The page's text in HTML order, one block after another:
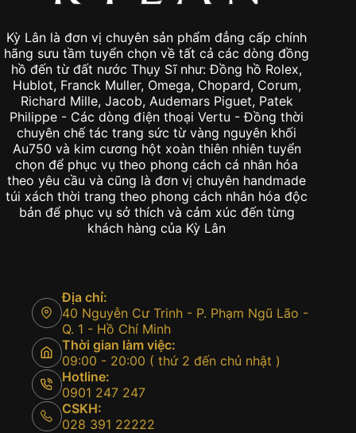
Kỳ Lân là đơn vị chuyên sản phẩm đẳng cấp chính
hãng sưu tầm tuyển chọn về tất cả các dòng đồng
hồ đến từ đất nước Thụy Sĩ như: Đồng hồ Rolex,
Hublot, Franck Muller, Omega, Chopard, Corum,
Richard Mille, Jacob, Audemars Piguet, Patek
Philippe - Các dòng điện thoại Vertu - Đồng thời
chuyên chế tác trang sức từ vàng nguyên khối
Au750 và kim cương hột xoàn thiên nhiên tuyển
chọn để phục vụ theo phong cách cá nhân hóa
theo yêu cầu và cũng là đơn vị chuyên handmade
túi xách thời trang theo phong cách nhân hóa độc
bản để phục vụ sở thích và cảm xúc đến từng
khách hàng của Kỳ Lân
Địa chỉ:
40 Nguyễn Cư Trinh - P. Phạm Ngũ Lão -
Q. 1 - Hồ Chí Minh
Thời gian làm việc:
09:00 - 20:00 ( thứ 2 đến chủ nhật )
Hotline:
0901 247 247
CSKH:
028 391 22222